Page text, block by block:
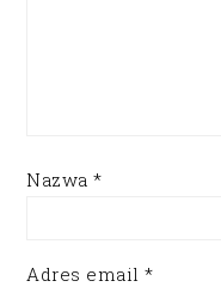
Nazwa*
Adres email*